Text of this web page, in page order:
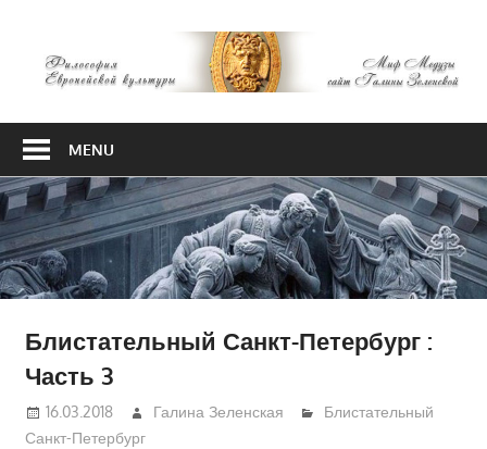
content
Европейской
MENU
Блистательный Санкт-Петербург :
Часть 3
16.03.2018 Галина Зеленская
Блистательный
Санкт-Петербург